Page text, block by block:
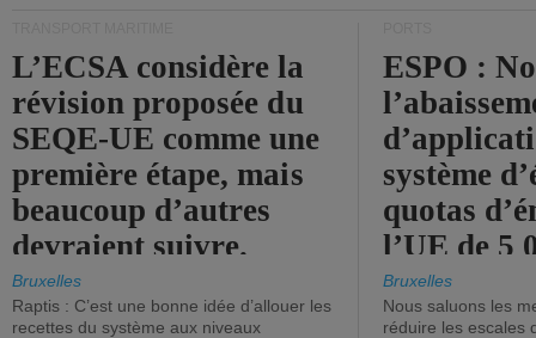
L’ECSA considère la
révision proposée du
SEQE-UE comme une
première étape, mais
beaucoup d’autres
devraient suivre.
Bruxelles
Raptis : C’est une bonne idée d’allouer les
recettes du système aux niveaux
ESPO :
système
quotas
l’UE de 5
tonneaux
brute.
Bruxelles
Nous saluons les
réduire les escales